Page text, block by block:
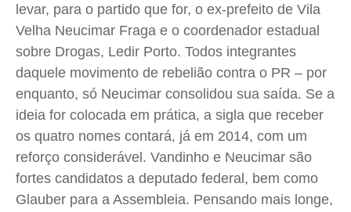
Wanda Sily
Publicidade Legal
Anuncie
Quem Somos
Expediente
Wanda Sily
Publicidade Legal
Anuncie
Quem Somos
Expediente
Wanda Sily
Publicidade Legal
Anuncie
Quem Somos
Expediente
Wanda Sily
Publicidade Legal
Anuncie
Quem Somos
Expediente
levar, para o partido que for, o ex-prefeito de Vila
Velha Neucimar Fraga e o coordenador estadual
sobre Drogas, Ledir Porto. Todos integrantes
daquele movimento de rebelião contra o PR – por
enquanto, só Neucimar consolidou sua saída. Se a
ideia for colocada em prática, a sigla que receber
os quatro nomes contará, já em 2014, com um
reforço considerável. Vandinho e Neucimar são
fortes candidatos a deputado federal, bem como
Glauber para a Assembleia. Pensando mais longe,